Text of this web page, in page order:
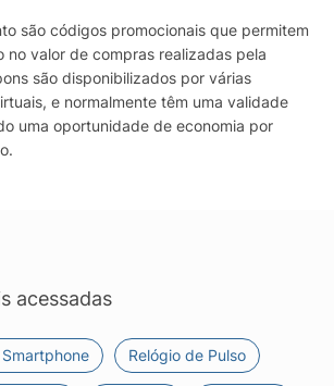
são códigos promocionais que permitem
no valor de compras realizadas pela
são disponibilizados por várias
e normalmente têm uma validade
uma oportunidade de economia por
acessadas
Relógio de Pulso